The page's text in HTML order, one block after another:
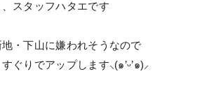
スタッフハタエです
・下山に嫌われそうなので
ぐりでアップします⸜(๑’ᵕ’๑)⸝